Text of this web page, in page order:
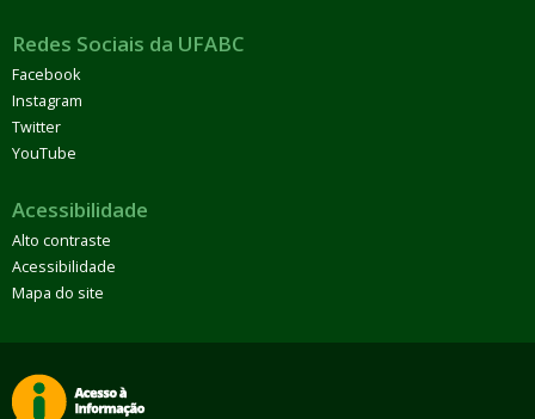
Redes Sociais da UFABC
Facebook
Instagram
Twitter
YouTube
Acessibilidade
Alto contraste
Acessibilidade
Mapa do site